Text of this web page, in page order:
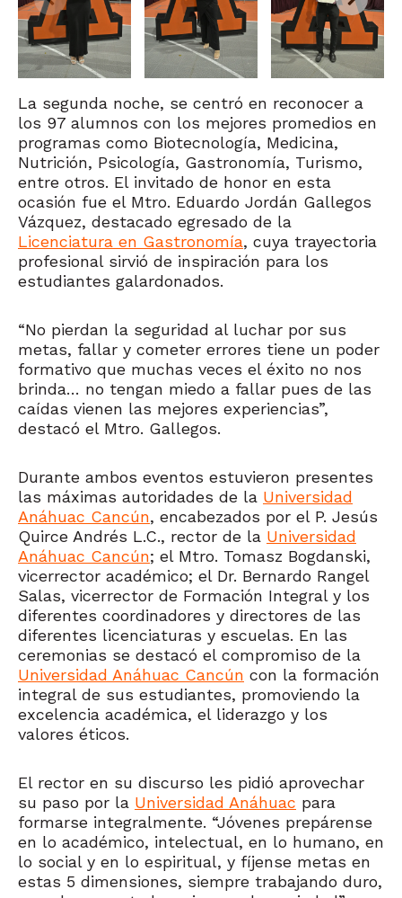
La segunda noche, se centró en reconocer a
los 97 alumnos con los mejores promedios en
programas como Biotecnología, Medicina,
Nutrición, Psicología, Gastronomía, Turismo,
entre otros. El invitado de honor en esta
ocasión fue el Mtro. Eduardo Jordán Gallegos
Vázquez, destacado egresado de la
Licenciatura en Gastronomía, cuya trayectoria
profesional sirvió de inspiración para los
estudiantes galardonados.
“No pierdan la seguridad al luchar por sus
metas, fallar y cometer errores tiene un poder
formativo que muchas veces el éxito no nos
brinda… no tengan miedo a fallar pues de las
caídas vienen las mejores experiencias”,
destacó el Mtro. Gallegos.
Durante ambos eventos estuvieron presentes
las máximas autoridades de la Universidad
Anáhuac Cancún, encabezados por el P. Jesús
Quirce Andrés L.C., rector de la Universidad
Anáhuac Cancún; el Mtro. Tomasz Bogdanski,
vicerrector académico; el Dr. Bernardo Rangel
Salas, vicerrector de Formación Integral y los
diferentes coordinadores y directores de las
diferentes licenciaturas y escuelas. En las
ceremonias se destacó el compromiso de la
Universidad Anáhuac Cancún con la formación
integral de sus estudiantes, promoviendo la
excelencia académica, el liderazgo y los
valores éticos.
El rector en su discurso les pidió aprovechar
su paso por la Universidad Anáhuac para
formarse integralmente. “Jóvenes prepárense
en lo académico, intelectual, en lo humano, en
lo social y en lo espiritual, y fíjense metas en
estas 5 dimensiones, siempre trabajando duro,